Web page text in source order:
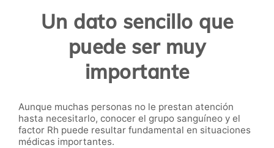
Un dato sencillo que
puede ser muy
importante
Aunque muchas personas no le prestan atención
hasta necesitarlo, conocer el grupo sanguíneo y el
factor Rh puede resultar fundamental en situaciones
médicas importantes.